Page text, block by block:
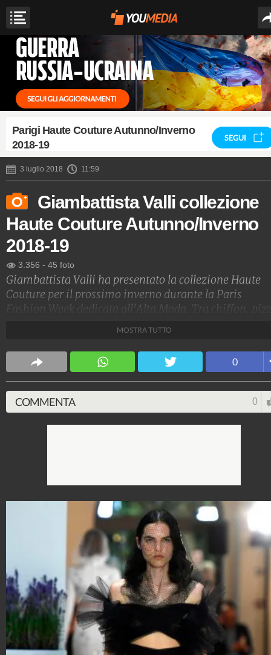
Parigi Haute Couture Autunno/Inverno
2018-19
SEGUI
3 luglio 2018 11:59
Giambattista Valli collezione
Haute Couture Autunno/Inverno
2018-19
3.356 - 45 foto
Giambattista Valli ha presentato la collezione Haute
Couture per il prossimo inverno durante la Paris
Fashion Week dedicata all'Alta Moda. Tra chiffon,
Stile e trend
MOSTRA TUTTO
0
COMMENTA 0